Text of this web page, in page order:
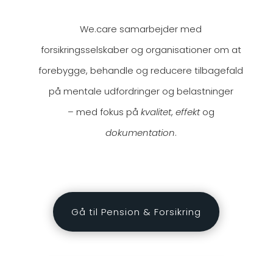
We.care samarbejder med
forsikringsselskaber og organisationer om at
forebygge, behandle og reducere tilbagefald
på mentale udfordringer og belastninger
– med fokus på kvalitet, effektog
dokumentation.
Gå til Pension & Forsikring